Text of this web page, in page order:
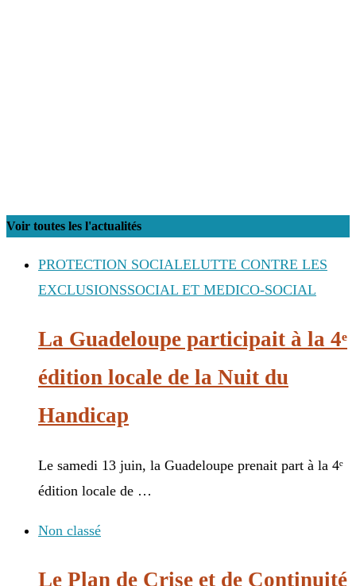
Voir toutes les l'actualités
PROTECTION SOCIALELUTTE CONTRE LES
EXCLUSIONSSOCIAL ET MEDICO-SOCIAL
La Guadeloupe participait à la 4ᵉ
édition locale de la Nuit du
Handicap
Le samedi 13 juin, la Guadeloupe prenait part à la 4ᵉ
édition locale de …
Non classé
Le Plan de Crise et de Continuité